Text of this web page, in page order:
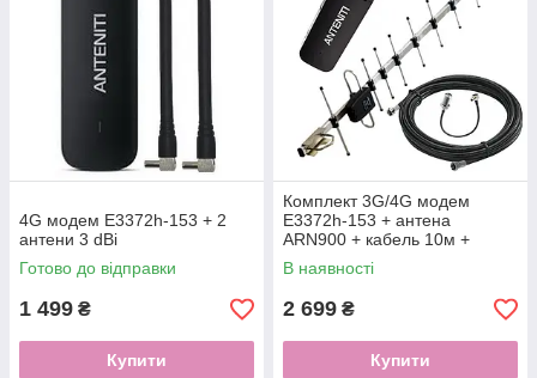
4G модем E3372h-153 + 2
антени 3 dBi
Готово до відправки
1 499 ₴
Купити
Комплект 3G/4G модем
E3372h-153 + антена
ARN900 + кабель 10м +
перехідник
В наявності
2 699 ₴
Купити